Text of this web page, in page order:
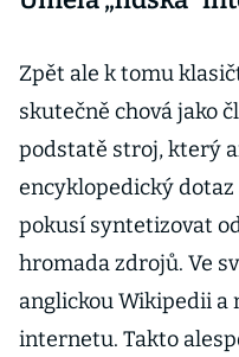
Zpět ale k tomu
skutečně chová jako
podstatě stroj, který
encyklopedický
pokusí syntetizovat
hromada zdrojů. Ve
anglickou Wikipedii
internetu. Takto